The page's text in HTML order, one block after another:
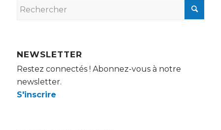
NEWSLETTER
Restez connectés ! Abonnez-vous à notre
newsletter.
S'inscrire